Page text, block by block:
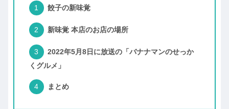
餃子の新味覚
新味覚 本店のお店の場所
2022年5月8日に放送の「バナナマンのせっか
くグルメ」
まとめ